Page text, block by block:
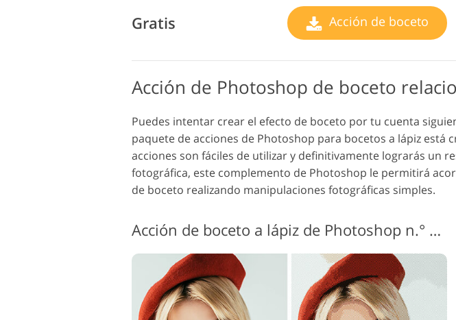
Gratis Acción de boceto
Acción de Photoshop de boceto
Puedes intentar crear el efecto de boceto por tu cuenta
paquete de acciones de Photoshop para bocetos a lápiz
acciones son fáciles de utilizar y definitivamente lograrás un
fotográfica, este complemento de Photoshop le permitirá
de boceto realizando manipulaciones fotográficas simples.
Acción de boceto a lápiz de Photoshop n.° 7 "Cartoon Art"